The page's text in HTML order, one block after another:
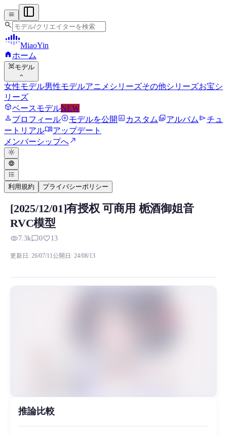
menu
search
MiaoYin
home ホーム
view_in_arモデル
expand_more
女性モデル男性モデルアニメシリーズその他シリーズお宝シ
リーズ
deployed_codeベースモデルNEW
person プロフィールadd_circleモデルを公開 assessment カスタムphoto_libraryアルバム sendチュ
ートリアルmenu_bookアップデート
メンバーシップへnorth_east
light_mode
language
format_list_bulleted
利用規約 プライバシーポリシー
RVC RVCボイスモデル
RVC RVCボイスモデルの試聴、モデル詳細、ダウンロード
请注意V3版本为Cn_hubert版，请严格按：https://klrvc.com/
Cn_hubert, rvc, 全音域, 御姐, 栀酒, 模型, 精品, 音域好
[2025/12/01]有授权 可商用 栀酒御姐音
RVC模型
visibility7.3kchat_bubble_outline0favorite13
更新日 : 26/07/11公開日 : 24/08/13
推論比較